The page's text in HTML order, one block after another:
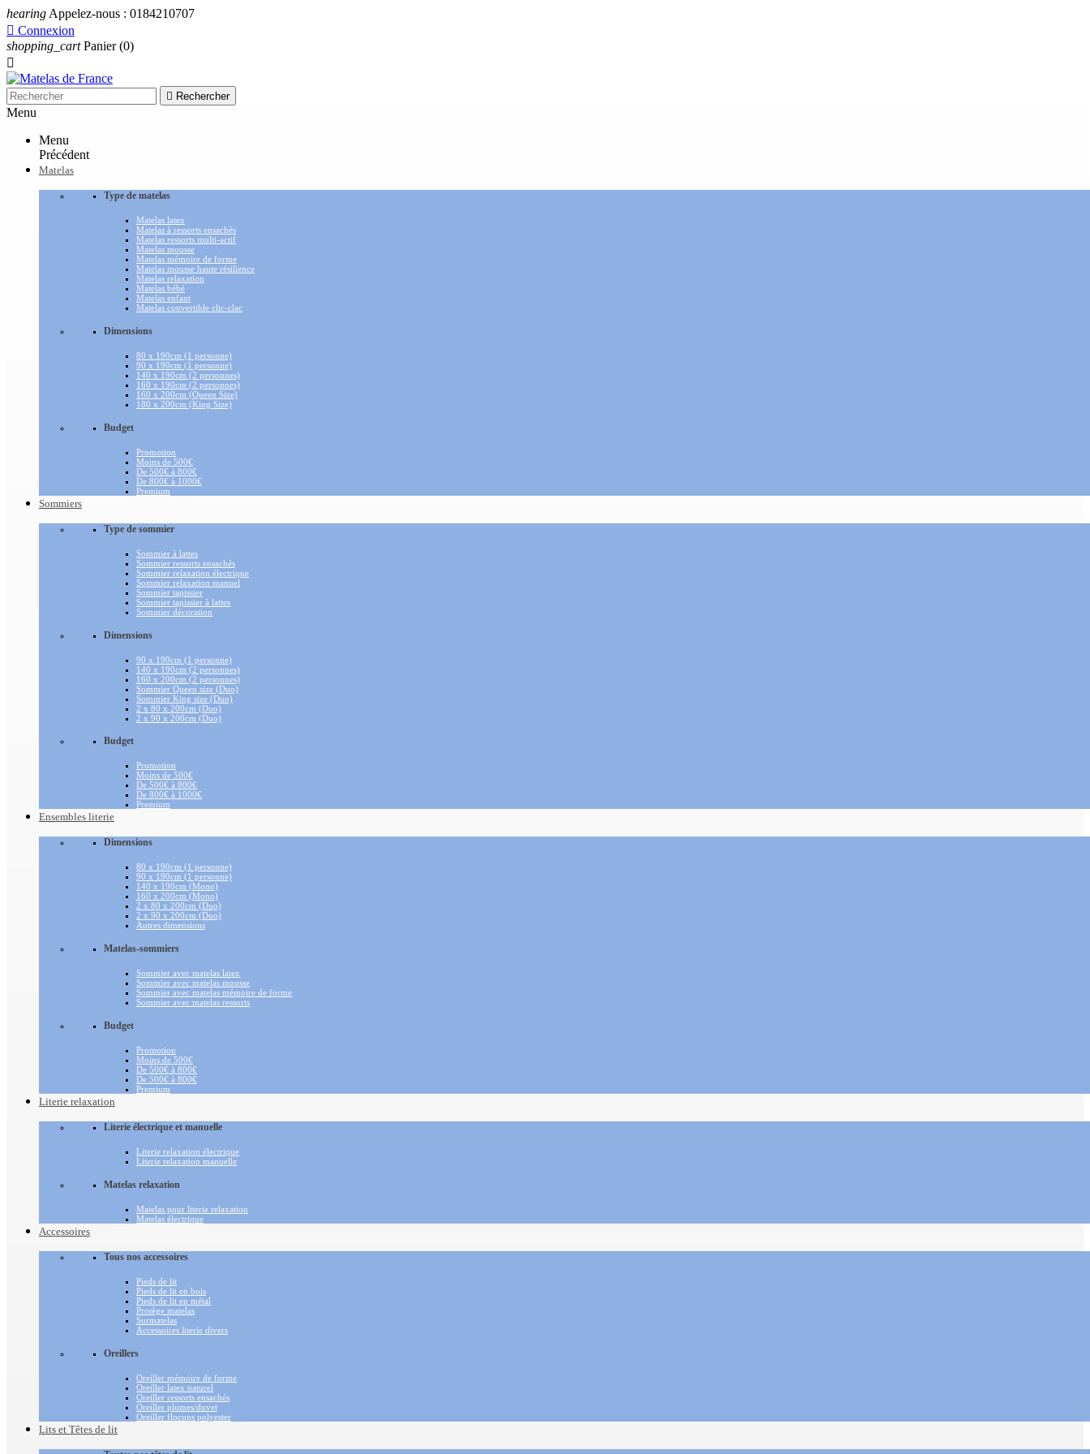
hearing Appelez-nous : 0184210707
 Connexion
shopping_cart Panier (0)

 Rechercher
Menu
Menu
Précédent
Matelas
Type de matelas
Matelas latex
Matelas à ressorts ensachés
Matelas ressorts multi-actif
Matelas mousse
Matelas mémoire de forme
Matelas mousse haute résilience
Matelas relaxation
Matelas bébé
Matelas enfant
Matelas convertible clic-clac
Dimensions
80 x 190cm (1 personne)
90 x 190cm (1 personne)
140 x 190cm (2 personnes)
160 x 190cm (2 personnes)
160 x 200cm (Queen Size)
180 x 200cm (King Size)
Budget
Promotion
Moins de 500€
De 500€ à 800€
De 800€ à 1000€
Premium
Sommiers
Type de sommier
Sommier à lattes
Sommier ressorts ensachés
Sommier relaxation électrique
Sommier relaxation manuel
Sommier tapissier
Sommier tapissier à lattes
Sommier décoration
Dimensions
90 x 190cm (1 personne)
140 x 190cm (2 personnes)
160 x 200cm (2 personnes)
Sommier Queen size (Duo)
Sommier King size (Duo)
2 x 80 x 200cm (Duo)
2 x 90 x 200cm (Duo)
Budget
Promotion
Moins de 500€
De 500€ à 800€
De 800€ à 1000€
Premium
Ensembles literie
Dimensions
80 x 190cm (1 personne)
90 x 190cm (1 personne)
140 x 190cm (Mono)
160 x 200cm (Mono)
2 x 80 x 200cm (Duo)
2 x 90 x 200cm (Duo)
Autres dimensions
Matelas-sommiers
Sommier avec matelas latex
Sommier avec matelas mousse
Sommier avec matelas mémoire de forme
Sommier avec matelas ressorts
Budget
Promotion
Moins de 500€
De 500€ à 800€
De 500€ à 800€
Premium
Literie relaxation
Literie électrique et manuelle
Literie relaxation électrique
Literie relaxation manuelle
Matelas relaxation
Matelas pour literie relaxation
Matelas électrique
Accessoires
Tous nos accessoires
Pieds de lit
Pieds de lit en bois
Pieds de lit en métal
Protège matelas
Surmatelas
Accessoires literie divers
Oreillers
Oreiller mémoire de forme
Oreiller latex naturel
Oreiller ressorts ensachés
Oreiller plumes/duvet
Oreiller flocons polyester
Lits et Têtes de lit